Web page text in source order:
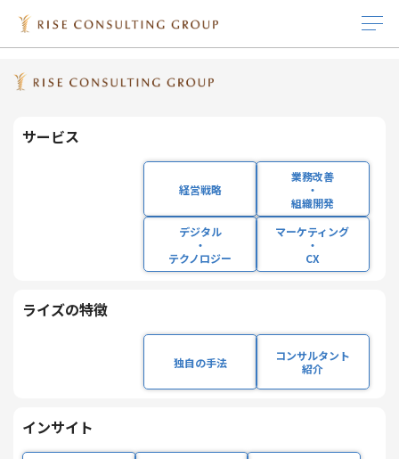
サービス
経営戦略
業務改善
・
組織開発
デジタル
・
テクノロジー
マーケティング
・
CX
ライズの特徴
独自の手法
コンサルタント
紹介
インサイト
サービス
業務改善・組織開発
デジタル・テクノロ
マーケティング・
独自の手法
コンサルタント紹介
インサイト
ホワイトペーパー
セミナー/ウェビナー
採用情報
研修体系と組織体制の紹介
社員インタビュー
IR情報
IRライブラリ 一覧 株式基本情報
役員プロフィール
コーポレート・ガバ
企業情報
主要取引先
リコーの技術力とライズ・コンサルティング・グループの実行力が融合 AI実装に特化した
「リコーAIコンサルティング株式会社」を設立
投稿日：2026年06月29日
リコーの技術力とライズ・コンサルティング・
グループの実行力が融合 AI実装に特化した
「リコーAIコンサルティング株式会社」を設立
～ 生成AIの活用フェーズは「Chatting」から
株式会社リコー（社長執行役員：大山 晃、以下「リコ
を展開する株式会社ライズ・コンサルティング・グループ
（代表取締役社長：松岡 竜大、以下「ライズ・コンサル